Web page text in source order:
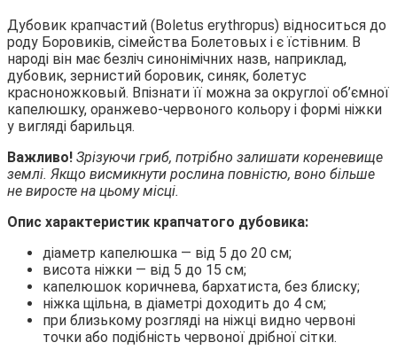
Дубовик крапчастий (Boletus erythropus) відноситься до
роду Боровиків, сімейства Болетовых і є їстівним. В
народі він має безліч синонімічних назв, наприклад,
дубовик, зернистий боровик, синяк, болетус
красноножковый. Впізнати її можна за округлої об’ємної
капелюшку, оранжево-червоного кольору і формі ніжки
у вигляді барильця.
Важливо! Зрізуючи гриб, потрібно залишати кореневище
землі. Якщо висмикнути рослина повністю, воно більше
не виросте на цьому місці.
Опис характеристик крапчатого дубовика:
діаметр капелюшка — від 5 до 20 см;
висота ніжки — від 5 до 15 см;
капелюшок коричнева, бархатиста, без блиску;
ніжка щільна, в діаметрі доходить до 4 см;
при близькому розгляді на ніжці видно червоні
точки або подібність червоної дрібної сітки.